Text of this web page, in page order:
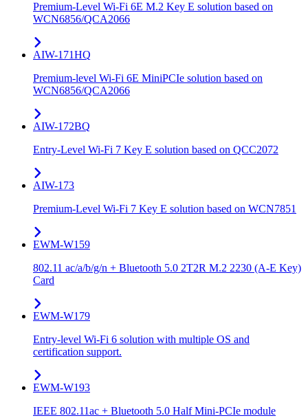
Premium-Level Wi-Fi 6E M.2 Key E solution based on
WCN6856/QCA2066
AIW-171HQ
Premium-level Wi-Fi 6E MiniPCIe solution based on
WCN6856/QCA2066
AIW-172BQ
Entry-Level Wi-Fi 7 Key E solution based on QCC2072
AIW-173
Premium-Level Wi-Fi 7 Key E solution based on WCN7851
EWM-W159
802.11 ac/a/b/g/n + Bluetooth 5.0 2T2R M.2 2230 (A-E Key)
Card
EWM-W179
Entry-level Wi-Fi 6 solution with multiple OS and
certification support.
EWM-W193
IEEE 802.11ac + Bluetooth 5.0 Half Mini-PCIe module